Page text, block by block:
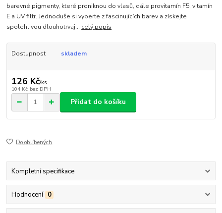
barevné pigmenty, které proniknou do vlasů, dále provitamín F5, vitamín
E a UV filtr. Jednoduše si vyberte z fascinujících barev a získejte
spolehlivou dlouhotrvaj... celý popis
Dostupnost skladem
126 Kč/ks
104 Kč bez DPH
Přidat do košíku
Do oblíbených
Kompletní specifikace
Hodnocení 0